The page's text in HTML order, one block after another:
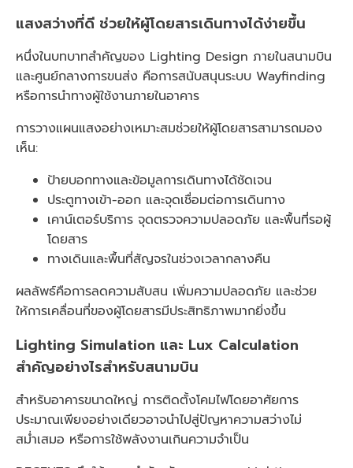
แสงสว่างที่ดี ช่วยให้ผู้โดยสารเดินทางได้ง่ายขึ้น
หนึ่งในบทบาทสำคัญของ Lighting Design ภายในสนามบิน
และศูนย์กลางการขนส่ง คือการสนับสนุนระบบ Wayfinding
หรือการนำทางผู้ใช้งานภายในอาคาร
การวางแผนแสงอย่างเหมาะสมช่วยให้ผู้โดยสารสามารถมอง
เห็น:
ป้ายบอกทางและข้อมูลการเดินทางได้ชัดเจน
ประตูทางเข้า-ออก และจุดเชื่อมต่อการเดินทาง
เคาน์เตอร์บริการ จุดตรวจความปลอดภัย และพื้นที่รอผู้
โดยสาร
ทางเดินและพื้นที่สัญจรในช่วงเวลากลางคืน
ผลลัพธ์คือการลดความสับสน เพิ่มความปลอดภัย และช่วย
ให้การเคลื่อนที่ของผู้โดยสารมีประสิทธิภาพมากยิ่งขึ้น
Lighting Simulation และ Lux Calculation
สำคัญอย่างไรสำหรับสนามบิน
สำหรับอาคารขนาดใหญ่ การติดตั้งโคมไฟโดยอาศัยการ
ประมาณเพียงอย่างเดียวอาจนำไปสู่ปัญหาความสว่างไม่
สม่ำเสมอ หรือการใช้พลังงานเกินความจำเป็น